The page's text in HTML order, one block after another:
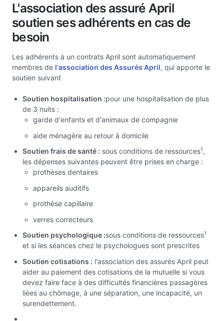
L'association des assuré April
soutien ses adhérents en cas de
besoin
Les adhérents à un contrats April sont automatiquement
membres de l'association des Assurés April, qui apporte le
soutien suivant
Soutien hospitalisation :pour une hospitalisation de plus
de 3 nuits :
garde d'enfants et d'animaux de compagnie
aide ménagère au retour à domicile
Soutien frais de santé : sous conditions de ressources1,
les dépenses suivantes peuvent être prises en charge :
prothèses dentaires
appareils auditifs
prothèse capillaire
verres correcteurs
Soutien psychologique :sous conditions de ressources1
et si les séances chez le psychologues sont prescrites
Soutien cotisations : l'association des assurés April peut
aider au paiement des cotisations de la mutuelle si vous
devez faire face à des difficultés financières passagères
liées au chômage, à une séparation, une incapacité, un
surendettement.